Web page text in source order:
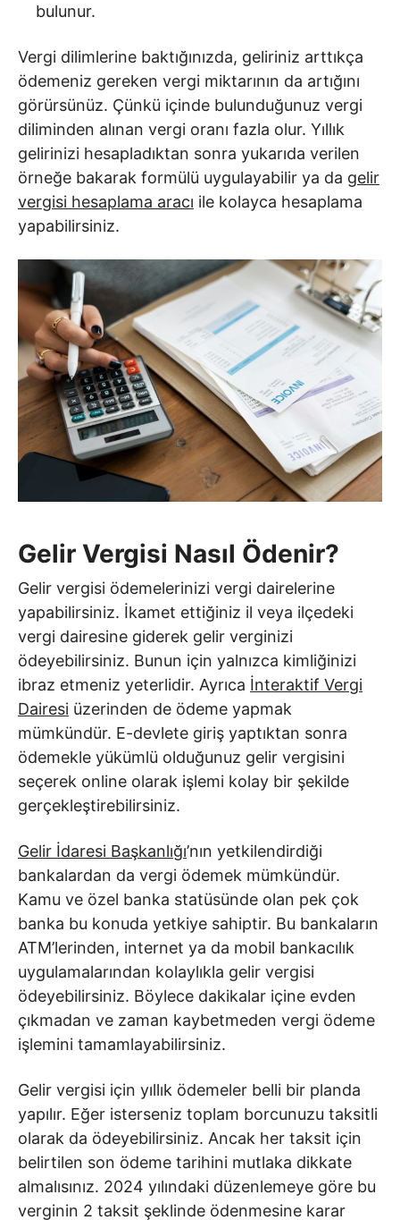
bulunur.
Vergi dilimlerine baktığınızda, geliriniz arttıkça
ödemeniz gereken vergi miktarının da artığını
görürsünüz. Çünkü içinde bulunduğunuz vergi
diliminden alınan vergi oranı fazla olur. Yıllık
gelirinizi hesapladıktan sonra yukarıda verilen
örneğe bakarak formülü uygulayabilir ya da gelir
vergisi hesaplama aracı ile kolayca hesaplama
yapabilirsiniz.
Gelir Vergisi Nasıl Ödenir?
Gelir vergisi ödemelerinizi vergi dairelerine
yapabilirsiniz. İkamet ettiğiniz il veya ilçedeki
vergi dairesine giderek gelir verginizi
ödeyebilirsiniz. Bunun için yalnızca kimliğinizi
ibraz etmeniz yeterlidir. Ayrıca İnteraktif Vergi
Dairesi üzerinden de ödeme yapmak
mümkündür. E-devlete giriş yaptıktan sonra
ödemekle yükümlü olduğunuz gelir vergisini
seçerek online olarak işlemi kolay bir şekilde
gerçekleştirebilirsiniz.
Gelir İdaresi Başkanlığı’nın yetkilendirdiği
bankalardan da vergi ödemek mümkündür.
Kamu ve özel banka statüsünde olan pek çok
banka bu konuda yetkiye sahiptir. Bu bankaların
ATM’lerinden, internet ya da mobil bankacılık
uygulamalarından kolaylıkla gelir vergisi
ödeyebilirsiniz. Böylece dakikalar içine evden
çıkmadan ve zaman kaybetmeden vergi ödeme
işlemini tamamlayabilirsiniz.
Gelir vergisi için yıllık ödemeler belli bir planda
yapılır. Eğer isterseniz toplam borcunuzu taksitli
olarak da ödeyebilirsiniz. Ancak her taksit için
belirtilen son ödeme tarihini mutlaka dikkate
almalısınız. 2024 yılındaki düzenlemeye göre bu
verginin 2 taksit şeklinde ödenmesine karar